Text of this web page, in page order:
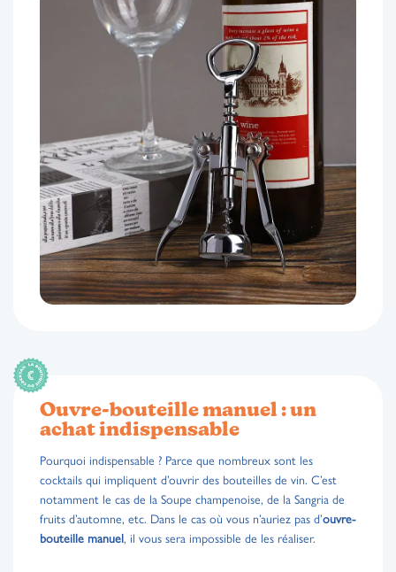
Ouvre-bouteille manuel : un
achat indispensable
Pourquoi indispensable ? Parce que nombreux sont les
cocktails qui impliquent d’ouvrir des bouteilles de vin. C’est
notamment le cas de la Soupe champenoise, de la Sangria de
fruits d’automne, etc. Dans le cas où vous n’auriez pas d’ouvre-
bouteille manuel, il vous sera impossible de les réaliser.